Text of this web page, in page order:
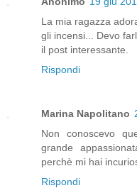
La mia ragazza
gli incensi... Devo
il post interessante.
Rispondi
Marina Napolitano
Non conoscevo
grande
perchè mi hai
Rispondi